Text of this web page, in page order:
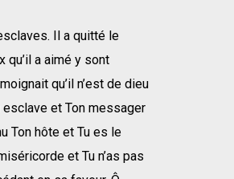
Il a quitté le
qu’il a aimé y sont
qu’il n’est de dieu
esclave et Ton messager
Ton hôte et Tu es le
et Tu n’as pas